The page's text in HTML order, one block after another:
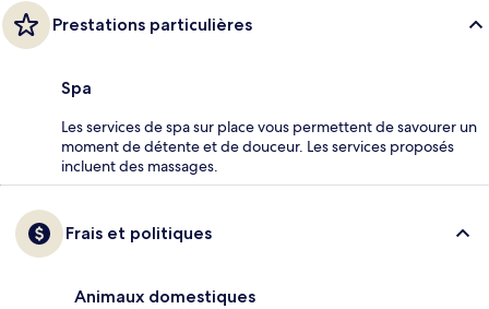
Prestations particulières
Spa
Les services de spa sur place vous permettent de savourer un
moment de détente et de douceur. Les services proposés
incluent des massages.
Frais et politiques
Animaux domestiques